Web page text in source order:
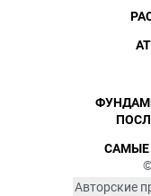
Авторские
САМЫЕ